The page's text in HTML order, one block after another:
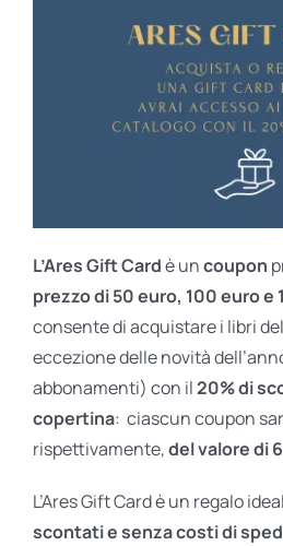
L’Ares Gift Cardè uncoupon
prezzo di 50 euro, 100 euro e
consente di acquistare i libri
eccezione delle novità
abbonamenti) con il20% di
copertina: ciascun coupon
rispettivamente,del valore di
L’Ares Gift Card è un regalo
scontati esenza costi di